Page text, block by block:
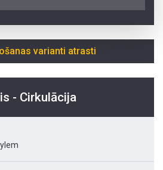
varianti atrasti
- Cirkulācija